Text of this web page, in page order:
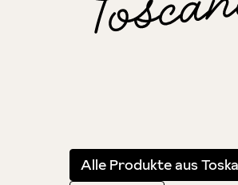
Alle Produkte aus